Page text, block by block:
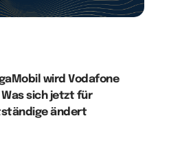
wird Vodafone
Was sich jetzt für
ändert